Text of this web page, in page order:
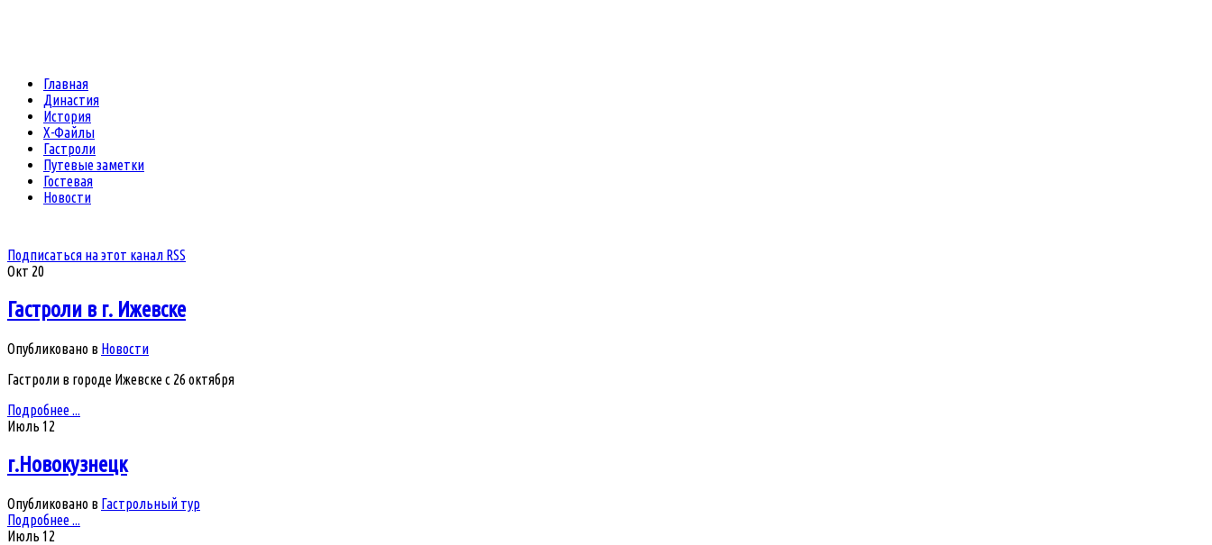
Главная
Династия
История
Х-Файлы
Гастроли
Путевые заметки
Гостевая
Новости
Подписаться на этот канал RSS
Окт 20
Гастроли в г. Ижевске
Опубликовано в Новости
Гастроли в городе Ижевске с 26 октября
Подробнее ...
Июль 12
г.Новокузнецк
Опубликовано в Гастрольный тур
Подробнее ...
Июль 12